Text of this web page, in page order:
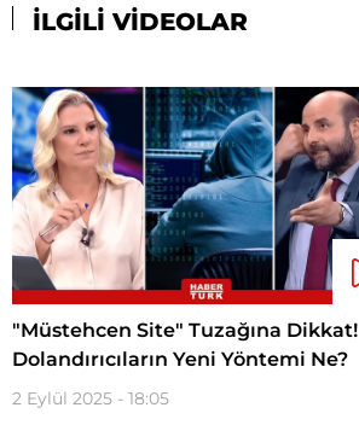
İLGİLİ VİDEOLAR
"Müstehcen Site" Tuzağına Dikkat!
Dolandırıcıların Yeni Yöntemi Ne?
2 Eylül 2025 - 18:05